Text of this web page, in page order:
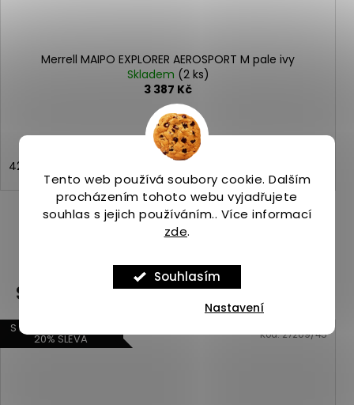
Tento web používá soubory cookie. Dalším
procházením tohoto webu vyjadřujete
souhlas s jejich používáním.. Více informací
zde.
Souhlasím
Nastavení
Merrell MAIPO EXPLORER AEROSPORT M pale ivy
Skladem (2 ks)
3 387 Kč
42
Související produkty
S KÓDEM START20 +
20% SLEVA Kód:27209/45